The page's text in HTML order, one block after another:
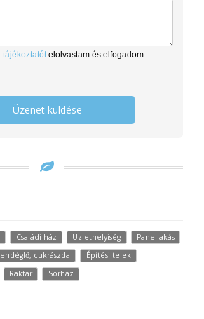
tájékoztatótelolvastam és elfogadom.
Üzenet küldése
Családi ház Üzlethelyiség
Panellakás
cukrászda
Építési telek
Raktár Sorház